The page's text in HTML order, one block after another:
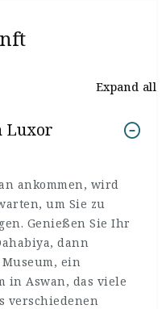
Expand all
Luxor
ankommen, wird
um Sie zu
Genießen Sie Ihr
dann
ein
in Aswan, das viele
verschiedenen